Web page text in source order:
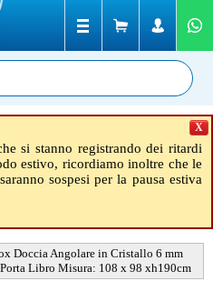
si stanno registrando dei ritardi
estivo, ricordiamo inoltre che le
sospesi per la pausa estiva
X
Doccia Angolare in Cristallo 6 mm
Libro Misura: 108 x 98 xh190cm